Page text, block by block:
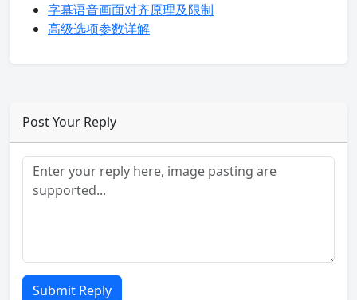
字幕语音画面对齐原理及限制
高级选项参数详解
Post Your Reply
Submit Reply